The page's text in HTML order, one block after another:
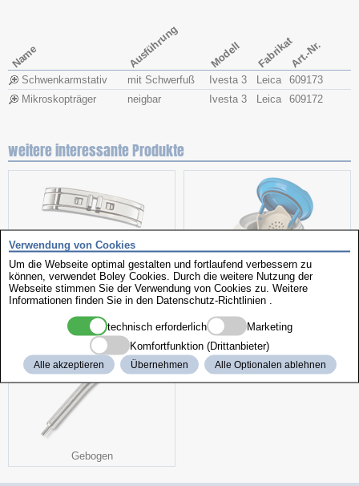
Name Ausführung Modell FabrikatArt.-Nr.
Schwenkarmstativ mit Schwerfuß Ivesta 3 Leica
609173
Mikroskopträger
neigbar Ivesta 3 Leica 609172
weitere interessante Produkte
Butterfly Schließen Beizgerät
Gebogen
Verwendung von Cookies
Um die Webseite optimal gestalten und fortlaufend verbessern zu
können, verwendet Boley Cookies. Durch die weitere Nutzung der
Webseite stimmen Sie der Verwendung von Cookies zu. Weitere
Informationen finden Sie in den Datenschutz-Richtlinien
technisch erforderlich
Marketing
Komfortfunktion (Drittanbieter)
Alle akzeptieren Übernehmen Alle Optionalen ablehnen